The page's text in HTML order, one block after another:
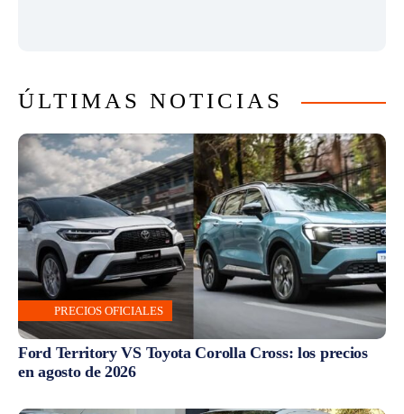
ÚLTIMAS NOTICIAS
PRECIOS OFICIALES
Ford Territory VS Toyota Corolla Cross: los precios
en agosto de 2026